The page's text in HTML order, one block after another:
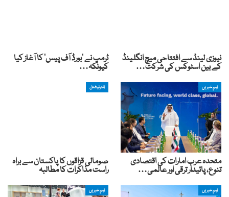
نیوزی لینڈ سے افتتاحی میچ انگلینڈ
کے بین اسٹوکس کی شرکت…
ٹرمپ نے ‘بورڈ آف پیس’ کا آغاز کیا
کیونکہ…
اہم خبریں
متحدہ عرب امارات کی اقتصادی
تنوع، پائیدار ترقی اور عالمی…
انٹرنیشنل
صومالی قزاقوں کا پاکستان سے براہ
راست مذاکرات کا مطالبہ
اہم خبریں اہم خبریں